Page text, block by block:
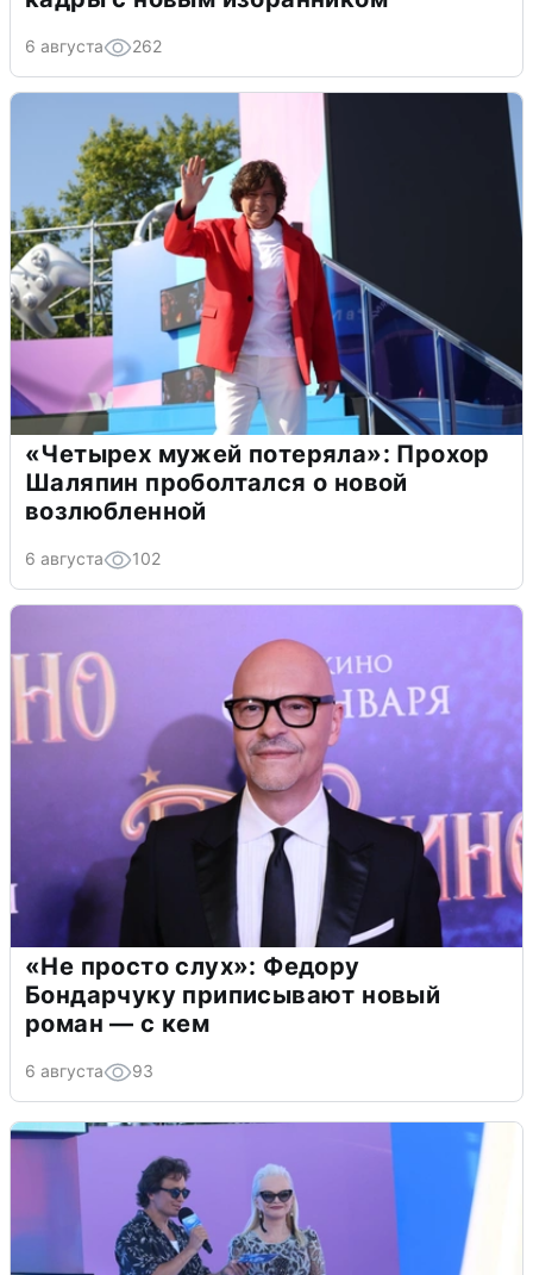
6 августа 262
«Четырех мужей потеряла»: Прохор
Шаляпин проболтался о новой
возлюбленной
6 августа 102
«Не просто слух»: Федору
Бондарчуку приписывают новый
роман — с кем
6 августа 93